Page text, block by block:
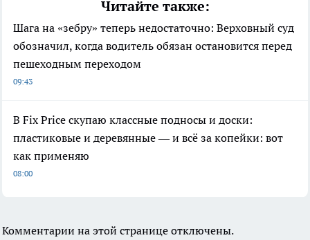
Читайте также:
Шага на «зебру» теперь недостаточно: Верховный суд
обозначил, когда водитель обязан остановится перед
пешеходным переходом
09:43
В Fix Price скупаю классные подносы и доски:
пластиковые и деревянные — и всё за копейки: вот
как применяю
08:00
Комментарии на этой странице отключены.